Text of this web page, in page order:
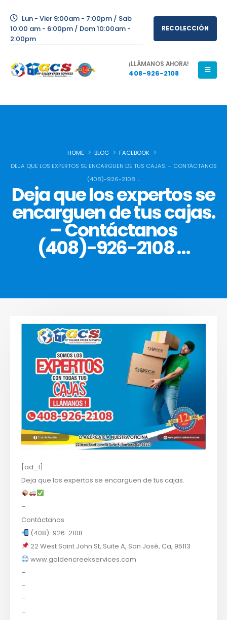
Lun - Vier 9:00am - 7:00pm / Sab
10:00 am - 6:00pm / Dom 10:00am -
2:00pm
RECOLECCIÓN
¡LLÁMANOS AHORA!
408-926-2108
HOME BLOG
FACEBOOK
DEJA QUE LOS EXPERTOS SE ENCARGUEN DE TUS CAJAS. – CONTÁCTANOS
(408)-926-2108 …
Deja que los expertos se
encarguen de tus cajas.
– Contáctanos
(408)-926-2108 …
[ad_1]
Deja que los expertos se encarguen de tus cajas.
–
Contáctanos
(408)-926-2108
22 West Saint John St, Suite A, San José, Ca, 95113
www.goldencreekservices.com
–
–
–
–